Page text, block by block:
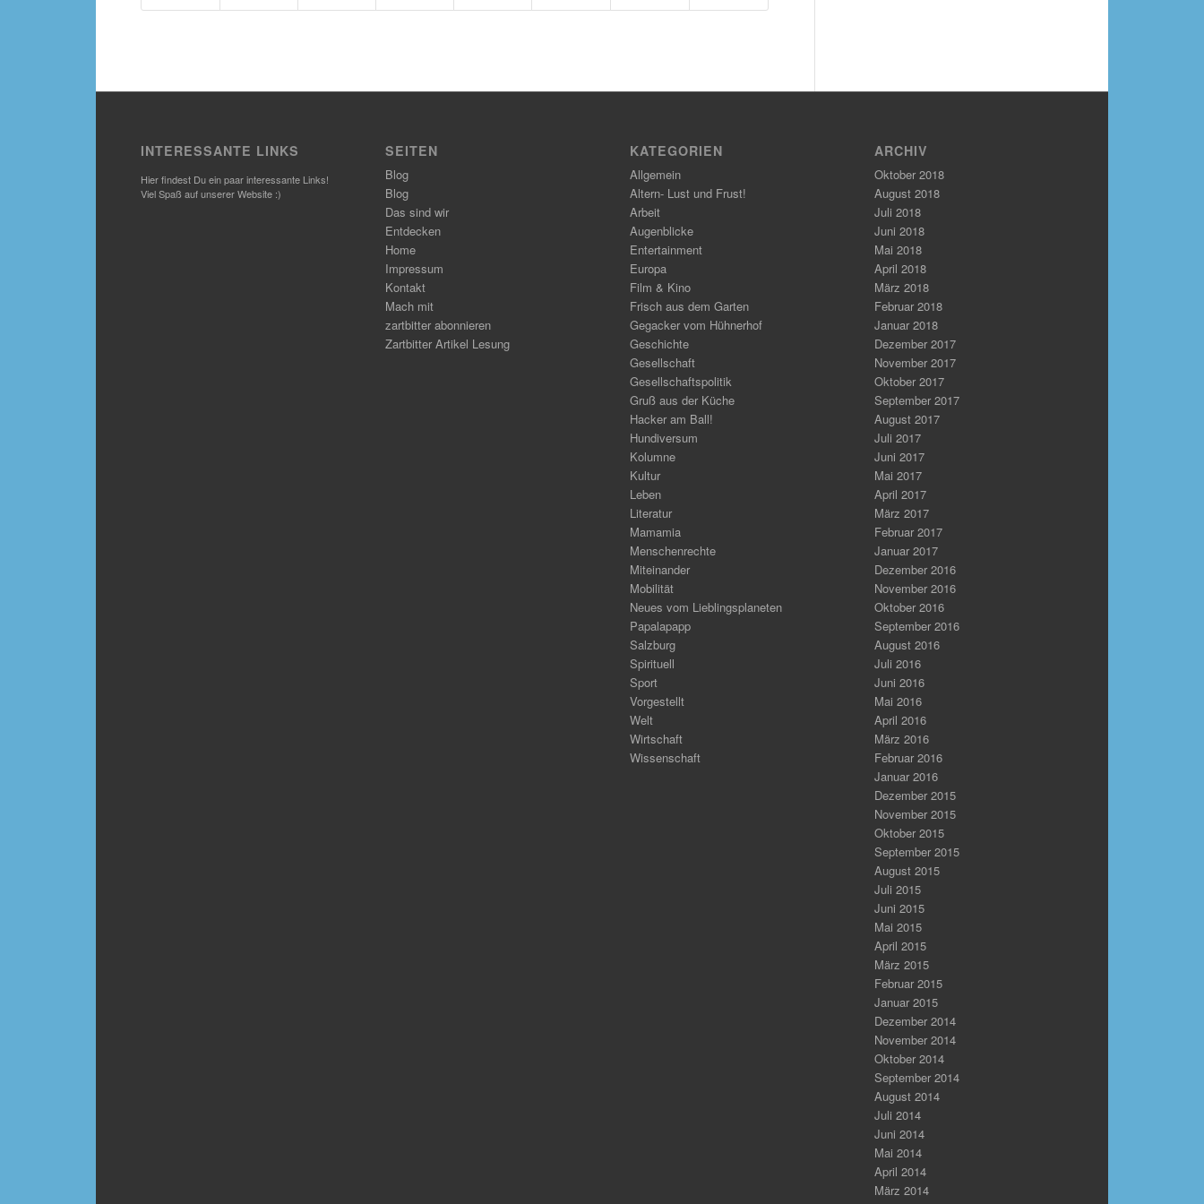
INTERESSANTE LINKS
Hier findest Du ein paar interessante Links!
Viel Spaß auf unserer Website :)
SEITEN
Blog
Blog
Das sind wir
Entdecken
Home
Impressum
Kontakt
Mach mit
zartbitter abonnieren
Zartbitter Artikel Lesung
KATEGORIEN
Allgemein
Altern- Lust und Frust!
Arbeit
Augenblicke
Entertainment
Europa
Film & Kino
Frisch aus dem Garten
Gegacker vom Hühnerhof
Geschichte
Gesellschaft
Gesellschaftspolitik
Gruß aus der Küche
Hacker am Ball!
Hundiversum
Kolumne
Kultur
Leben
Literatur
Mamamia
Menschenrechte
Miteinander
Mobilität
Neues vom Lieblingsplaneten
Papalapapp
Salzburg
Spirituell
Sport
Vorgestellt
Welt
Wirtschaft
Wissenschaft
ARCHIV
Oktober 2018
August 2018
Juli 2018
Juni 2018
Mai 2018
April 2018
März 2018
Februar 2018
Januar 2018
Dezember 2017
November 2017
Oktober 2017
September 2017
August 2017
Juli 2017
Juni 2017
Mai 2017
April 2017
März 2017
Februar 2017
Januar 2017
Dezember 2016
November 2016
Oktober 2016
September 2016
August 2016
Juli 2016
Juni 2016
Mai 2016
April 2016
März 2016
Februar 2016
Januar 2016
Dezember 2015
November 2015
Oktober 2015
September 2015
August 2015
Juli 2015
Juni 2015
Mai 2015
April 2015
März 2015
Februar 2015
Januar 2015
Dezember 2014
November 2014
Oktober 2014
September 2014
August 2014
Juli 2014
Juni 2014
Mai 2014
April 2014
März 2014